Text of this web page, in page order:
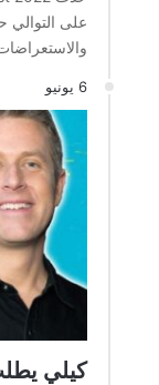
على التوالي
6 يونيو
كيلي